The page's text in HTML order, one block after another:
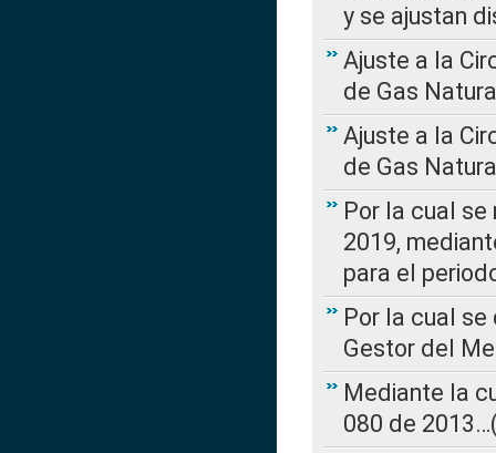
y se ajustan
Ajuste a la
de Gas
Ajuste a la
de Gas
Por la cual se
2019,
para el
Por la cual
Gestor del
Mediante la
080 de